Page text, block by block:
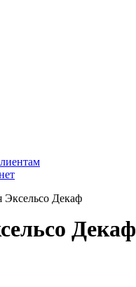
Эксельсо Декаф
Декаф